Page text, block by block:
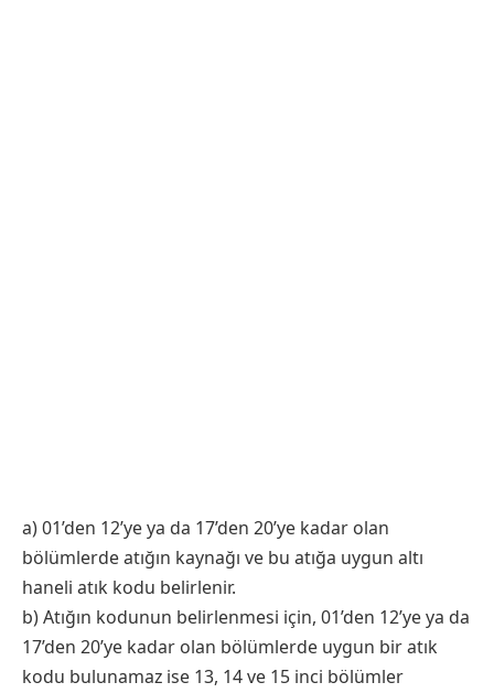
a) 01’den 12’ye ya da 17’den 20’ye kadar olan
bölümlerde atığın kaynağı ve bu atığa uygun altı
haneli atık kodu belirlenir.
b) Atığın kodunun belirlenmesi için, 01’den 12’ye ya da
17’den 20’ye kadar olan bölümlerde uygun bir atık
kodu bulunamaz ise 13, 14 ve 15 inci bölümler